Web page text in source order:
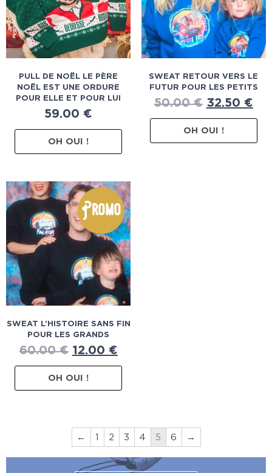
PULL DE NOËL LE PÈRE
NOËL EST UNE ORDURE
POUR ELLE ET POUR LUI
59.00 €
OH OUI !
SWEAT RETOUR VERS LE
FUTUR POUR LES PETITS
50.00€ 32.50 €
OH OUI !
Promo
SWEAT L’HISTOIRE SANS FIN
POUR LES GRANDS
60.00€ 12.00 €
OH OUI !
← 1 2 3 4 5 6 →